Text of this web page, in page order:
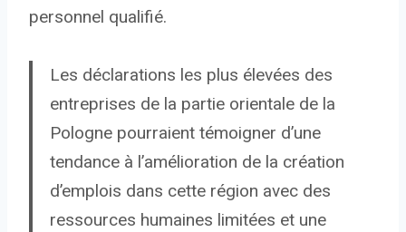
personnel qualifié.
Les déclarations les plus élevées des
entreprises de la partie orientale de la
Pologne pourraient témoigner d’une
tendance à l’amélioration de la création
d’emplois dans cette région avec des
ressources humaines limitées et une